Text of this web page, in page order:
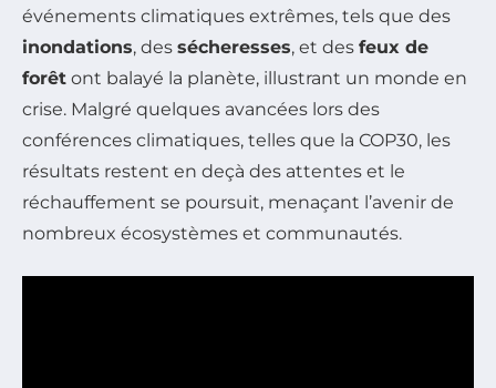
événements climatiques extrêmes, tels que des
inondations, des sécheresses, et des feux de
forêt ont balayé la planète, illustrant un monde en
crise. Malgré quelques avancées lors des
conférences climatiques, telles que la COP30, les
résultats restent en deçà des attentes et le
réchauffement se poursuit, menaçant l’avenir de
nombreux écosystèmes et communautés.